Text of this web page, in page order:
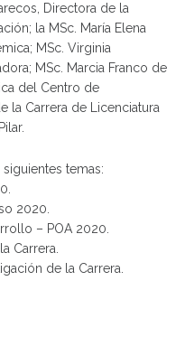
Directora de la
la MSc. María Elena
MSc. Virginia
MSc. Marcia Franco de
del Centro de
la Carrera de Licenciatura
temas:
2020.
– POA 2020.
Carrera.
de la Carrera.